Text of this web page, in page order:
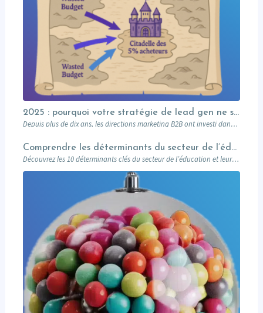
2025 : pourquoi votre stratégie de lead gen ne suffit plus (et comment l’Account-Based Marketing peut relancer vos performances)
Depuis plus de dix ans, les directions marketing B2B ont investi dans des plateformes…
Comprendre les déterminants du secteur de l’éducation et leurs impacts sur le marketing
Découvrez les 10 déterminants clés du secteur de l’éducation et leur impact sur le marketing : attentes des prospects, innovations digitales, impact sociétal, et stratégies pour des campagnes réussies. Un guide complet pour les professionnels du marketing éducatif.